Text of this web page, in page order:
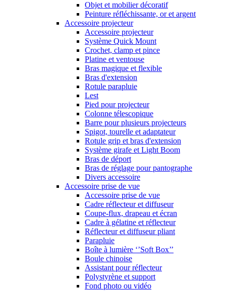
Objet et mobilier décoratif
Peinture réfléchissante, or et argent
Accessoire projecteur
Accessoire projecteur
Système Quick Mount
Crochet, clamp et pince
Platine et ventouse
Bras magique et flexible
Bras d'extension
Rotule parapluie
Lest
Pied pour projecteur
Colonne télescopique
Barre pour plusieurs projecteurs
Spigot, tourelle et adaptateur
Rotule grip et bras d'extension
Système girafe et Light Boom
Bras de déport
Bras de réglage pour pantographe
Divers accessoire
Accessoire prise de vue
Accessoire prise de vue
Cadre réflecteur et diffuseur
Coupe-flux, drapeau et écran
Cadre à gélatine et réflecteur
Réflecteur et diffuseur pliant
Parapluie
Boîte à lumière ‘’Soft Box’’
Boule chinoise
Assistant pour réflecteur
Polystyrène et support
Fond photo ou vidéo